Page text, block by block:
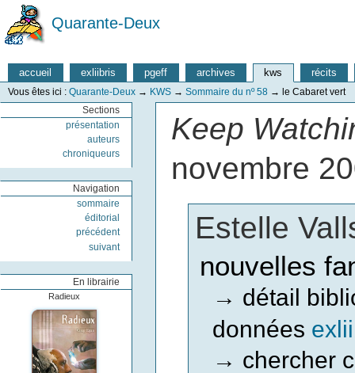
Quarante-Deux
accueil exliibris pgeff archives kws récits
Vous êtes ici : Quarante-Deux → KWS → Sommaire du nº 58 → le Cabaret vert
Sections
présentation
auteurs
chroniqueurs
Navigation
sommaire
éditorial
précédent
suivant
En librairie
Radieux
Keep
novembre
Estelle
nouvelles
→ détail
données
→ chercher